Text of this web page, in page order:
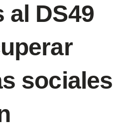
al DS49
sociales